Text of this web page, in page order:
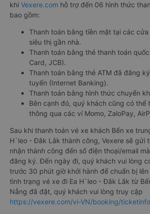
khi Vexere.com hỗ trợ đến 06 hình thức
bao gồm:
Thanh toán bằng tiền mặt tại các
siêu thị gần nhà.
Thanh toán bằng thẻ thanh toán
Card, JCB).
Thanh toán bằng thẻ ATM đã đăng
tuyến (Internet Banking).
Thanh toán bằng hình thức chuyển
Bên cạnh đó, quý khách cũng có thể
thông qua các ví Momo, ZaloPay,
Sau khi thanh toán vé xe khách Bến xe
H`leo - Đắk Lắk thành công, Vexere sẽ gửi
nhận thành công đến số điện thoại/email
đăng ký. Đến ngày đi, quý khách vui lòng
trước 30 phút giờ khởi hành để chuẩn bị
tình trạng vé xe đi Ea H`leo - Đắk Lắk từ
Nẵng đã đặt, quý khách vui lòng truy cập
https://vexere.com/vi-VN/booking/ticketinfo